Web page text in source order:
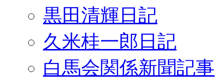
黒田清輝日記
久米桂一郎日記
白馬会関係新聞記事